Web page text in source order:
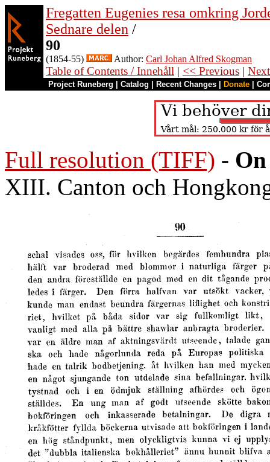
Fregatten Eugenies resa omkring
Sednare delen /
90
(1854-55) Author: Carl Johan Alfred Skogman
Table of Contents / Innehåll | << Previous |
Project Runeberg Catalog Recent Changes Donate
Full resolution (TIFF) -
XIII. Canton och